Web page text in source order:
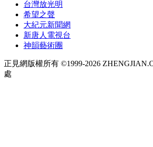
台灣放光明
希望之聲
大紀元新聞網
新唐人電視台
神韻藝術團
正見網版權所有 ©1999-2026
處